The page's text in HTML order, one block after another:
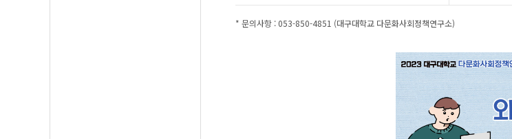
* 문의사항 : 053-850-4851 (대구대학교 다문화사회정책연구소)